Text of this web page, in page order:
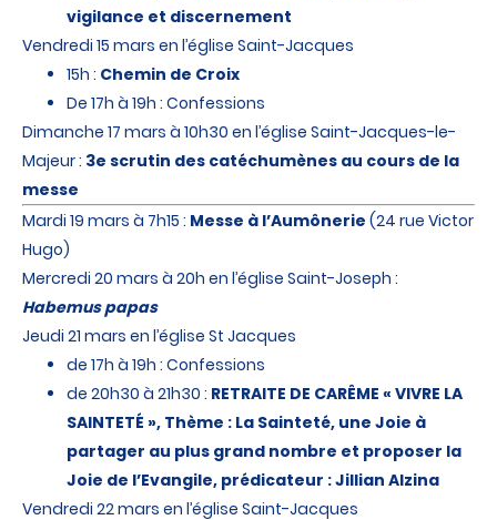
vigilance et discernement
Vendredi 15 mars en l’église Saint-Jacques
15h : Chemin de Croix
De 17h à 19h : Confessions
Dimanche 17 mars à 10h30 en l’église Saint-Jacques-le-
Majeur : 3e scrutin des catéchumènes au cours de la
messe
Mardi 19 mars à 7h15 : Messe à l’Aumônerie (24 rue Victor
Hugo)
Mercredi 20 mars à 20h en l’église Saint-Joseph :
Habemus papas
Jeudi 21 mars en l’église St Jacques
de 17h à 19h : Confessions
de 20h30 à 21h30 : RETRAITE DE CARÊME « VIVRE LA
SAINTETÉ », Thème : La Sainteté, une Joie à
partager au plus grand nombre et proposer la
Joie de l’Evangile, prédicateur : Jillian Alzina
Vendredi 22 mars en l’église Saint-Jacques